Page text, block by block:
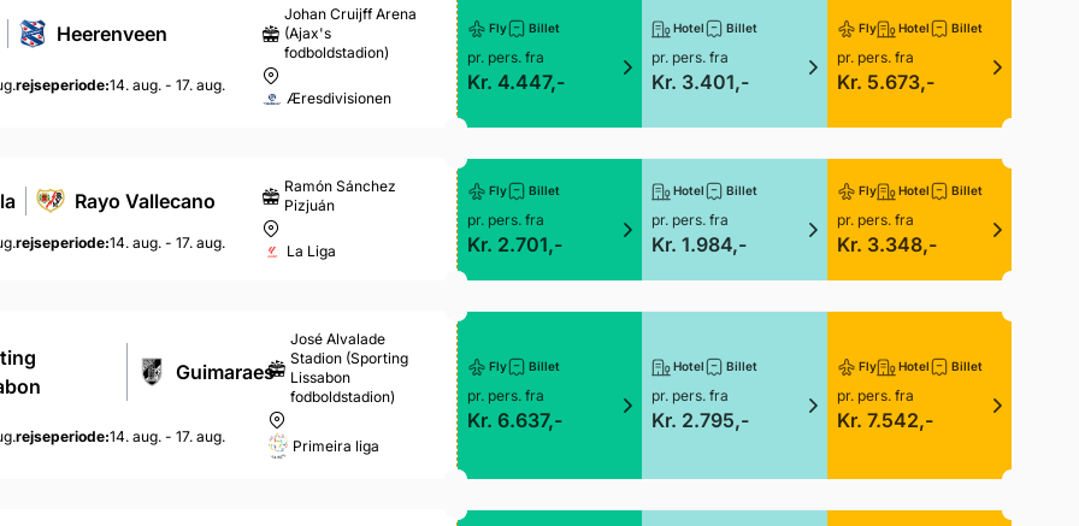
Heerenveen
rejseperiode:14. aug. - 17. aug.
Johan Cruijff Arena
(Ajax's
fodboldstadion)
Æresdivisionen
Fly Billet
pr. pers. fra
Kr. 4.447,-
Hotel Billet
pr. pers. fra
Kr. 3.401,-
Fly Hotel Billet
pr. pers. fra
Kr. 5.673,-
Rayo Vallecano
rejseperiode:14. aug. - 17. aug.
Ramón Sánchez
Pizjuán
La Liga
Fly Billet
pr. pers. fra
Kr. 2.701,-
Hotel Billet
pr. pers. fra
Kr. 1.984,-
Fly Hotel Billet
pr. pers. fra
Kr. 3.348,-
Guimaraes
rejseperiode:14. aug. - 17. aug.
José Alvalade
Stadion (Sporting
Lissabon
fodboldstadion)
Primeira liga
Fly Billet
pr. pers. fra
Kr. 6.637,-
Hotel Billet
pr. pers. fra
Kr. 2.795,-
Fly Hotel Billet
pr. pers. fra
Kr. 7.542,-